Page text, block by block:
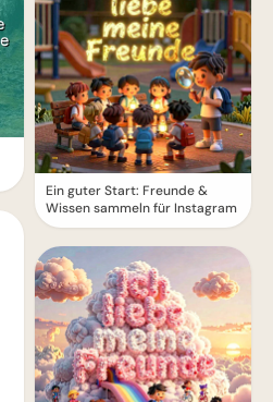
Ein guter Start: Freunde &
Wissen sammeln für Instagram